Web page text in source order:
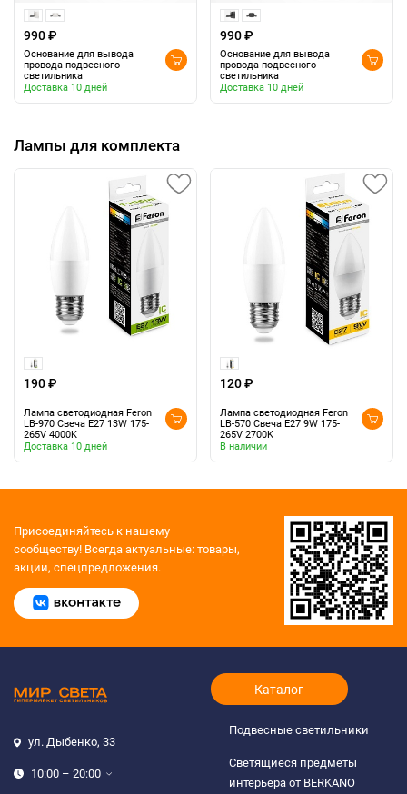
990 ₽
Основание для вывода
провода подвесного
светильника
Доставка 10 дней
990 ₽
Основание для вывода
провода подвесного
светильника
Доставка 10 дней
Лампы для комплекта
190 ₽
Лампа светодиодная Feron
LB-970 Свеча E27 13W 175-
265V 4000K
Доставка 10 дней
120 ₽
Лампа светодиодная Feron
LB-570 Свеча E27 9W 175-
265V 2700K
В наличии
Присоединяйтесь к нашему
сообществу! Всегда актуальные: товары,
акции, спецпредложения.
ул. Дыбенко, 33
10:00 – 20:00
Каталог
Подвесные светильники
Светящиеся предметы
интерьера от BERKANO